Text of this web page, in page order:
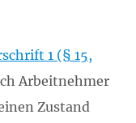
1 (§ 15,
Arbeitnehmer
Zustand